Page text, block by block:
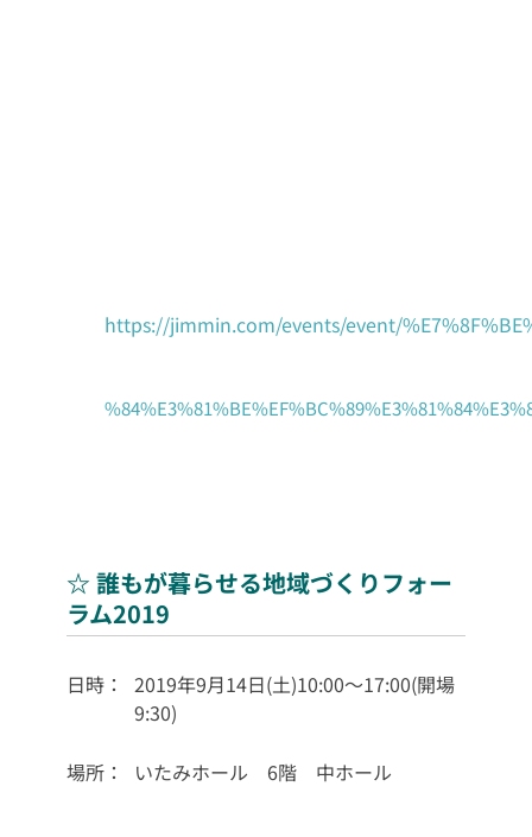
https://jimmin.com/events/event/
☆ 誰もが暮らせる地域づくりフォー
ラム2019
日時：
2019年9月14日(土)10:00～17:00(開場
9:30)
場所： いたみホール 6階 中ホール